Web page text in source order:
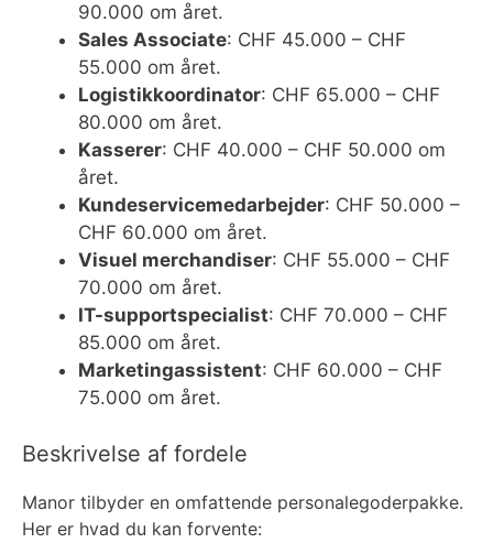
90.000 om året.
Sales Associate: CHF 45.000 – CHF
55.000 om året.
Logistikkoordinator: CHF 65.000 – CHF
80.000 om året.
Kasserer: CHF 40.000 – CHF 50.000 om
året.
Kundeservicemedarbejder: CHF 50.000 –
CHF 60.000 om året.
Visuel merchandiser: CHF 55.000 – CHF
70.000 om året.
IT-supportspecialist: CHF 70.000 – CHF
85.000 om året.
Marketingassistent: CHF 60.000 – CHF
75.000 om året.
Beskrivelse af fordele
Manor tilbyder en omfattende personalegoderpakke.
Her er hvad du kan forvente: